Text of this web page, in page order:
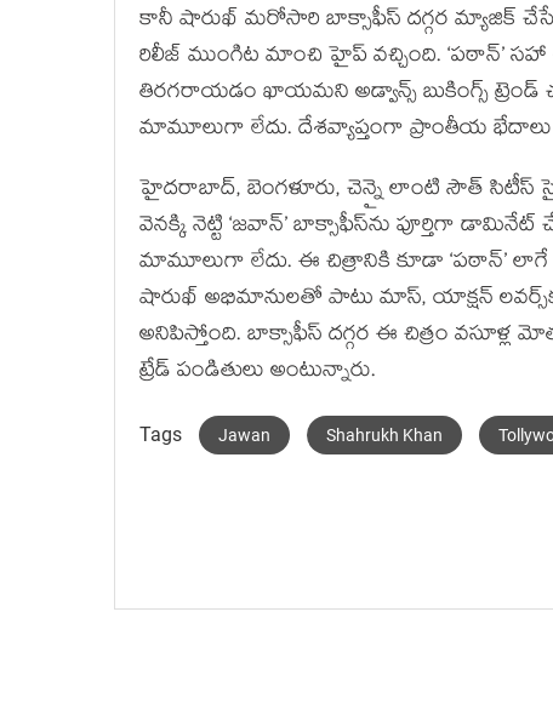
కానీ షారుఖ్ మరోసారి బాక్సాఫీస్ దగ్గర మ్యాజిక్
రిలీజ్ ముంగిట మాంచి హైప్ వచ్చింది. ‘పఠాన్’
తిరగరాయడం ఖాయమని అడ్వాన్స్ బుకింగ్స్
మామూలుగా లేదు. దేశవ్యాప్తంగా ప్రాంతీయ భేదాలు
హైదరాబాద్, బెంగళూరు, చెన్నై లాంటి సౌత్
వెనక్కి నెట్టి ‘జవాన్’ బాక్సాఫీస్‌ను పూర్తిగా
మామూలుగా లేదు. ఈ చిత్రానికి కూడా ‘పఠాన్’
షారుఖ్ అభిమానులతో పాటు మాస్, యాక్షన్
అనిపిస్తోంది. బాక్సాఫీస్ దగ్గర ఈ చిత్రం వసూళ్ల
ట్రేడ్ పండితులు అంటున్నారు.
Tags Jawan Shahrukh Khan